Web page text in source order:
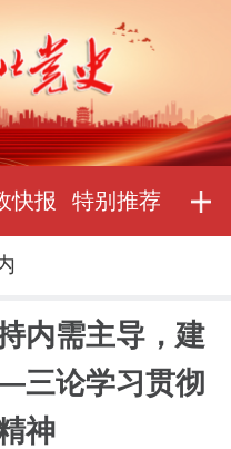
快报 特别推荐
内需主导，建
三论学习贯彻
神